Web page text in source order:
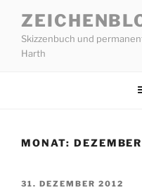
Inhalt
springen
Skizzenbuch und
Harth
MONAT:
VERÖFFENTLICHT
31. DEZEMBER 2012